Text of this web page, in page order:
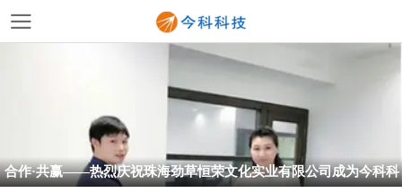
合作·共赢——热烈庆祝珠海劲草恒荣文化实业有限公司成为今科科